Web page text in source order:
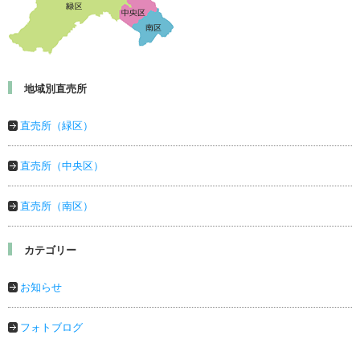
地域別直売所
直売所（緑区）
直売所（中央区）
直売所（南区）
カテゴリー
お知らせ
フォトブログ